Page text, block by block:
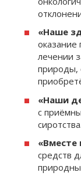
«Наше
лечении
природы,
«Наши
с
сиротства.
«Вместе
средств